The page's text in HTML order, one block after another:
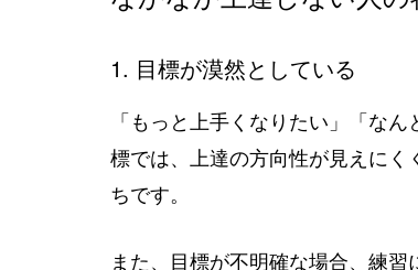
1. 目標が漠然としている
「もっと上手くなりたい」「な
標では、上達の方向性が見えに
ちです。
また、目標が不明確な場合、練